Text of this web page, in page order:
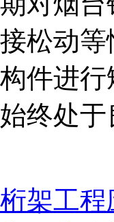
松动
件进
终处
架工